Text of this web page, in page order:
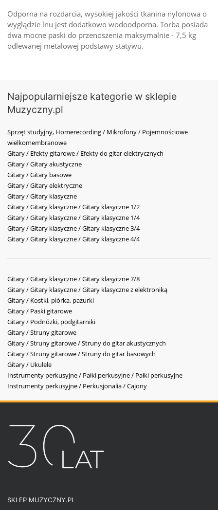
Odporna na rozdarcia, wysokiej jakości tkanina nylonowa o
wyglądzie lnu jest dodatkowo wodoodporna. Torba posiada
dwa mocne paski do przenoszenia maksymalnie - 7,5 kg
odlewanej metalowej podstawy statywu.
Najpopularniejsze kategorie w sklepie
Muzyczny.pl
Sprzęt studyjny, Homerecording / Mikrofony / Pojemnościowe
wielkomembranowe
Gitary / Efekty gitarowe / Efekty do gitar elektrycznych
Gitary / Gitary akustyczne
Gitary / Gitary basowe
Gitary / Gitary elektryczne
Gitary / Gitary klasyczne
Gitary / Gitary klasyczne / Gitary klasyczne 1/2
Gitary / Gitary klasyczne / Gitary klasyczne 1/4
Gitary / Gitary klasyczne / Gitary klasyczne 3/4
Gitary / Gitary klasyczne / Gitary klasyczne 4/4
Gitary / Gitary klasyczne / Gitary klasyczne 7/8
Gitary / Gitary klasyczne / Gitary klasyczne z elektroniką
Gitary / Kostki, piórka, pazurki
Gitary / Paski gitarowe
Gitary / Podnóżki, podgitarniki
Gitary / Struny gitarowe
Gitary / Struny gitarowe / Struny do gitar akustycznych
Gitary / Struny gitarowe / Struny do gitar basowych
Gitary / Ukulele
Instrumenty perkusyjne / Pałki perkusyjne / Pałki perkusyjne
Instrumenty perkusyjne / Perkusjonalia / Cajony
SKLEP MUZYCZNY.PL